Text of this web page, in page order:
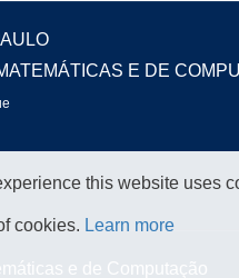
E DE
e de Computação
this website uses
cookies. Learn more